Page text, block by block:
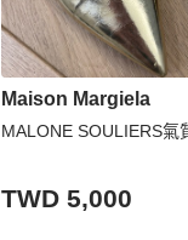
Maison Margiela
MALONE SOULIERS氣
TWD 5,000